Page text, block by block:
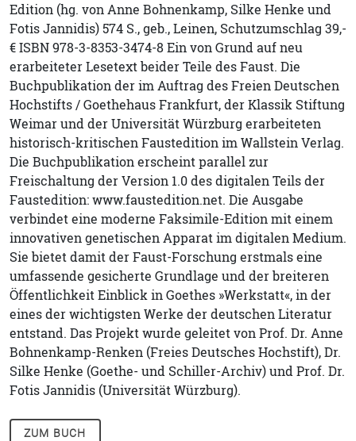
Edition (hg. von Anne Bohnenkamp, Silke Henke und
Fotis Jannidis) 574 S., geb., Leinen, Schutzumschlag 39,-
€ ISBN 978-3-8353-3474-8 Ein von Grund auf neu
erarbeiteter Lesetext beider Teile des Faust. Die
Buchpublikation der im Auftrag des Freien Deutschen
Hochstifts / Goethehaus Frankfurt, der Klassik Stiftung
Weimar und der Universität Würzburg erarbeiteten
historisch-kritischen Faustedition im Wallstein Verlag.
Die Buchpublikation erscheint parallel zur
Freischaltung der Version 1.0 des digitalen Teils der
Faustedition: www.faustedition.net. Die Ausgabe
verbindet eine moderne Faksimile-Edition mit einem
innovativen genetischen Apparat im digitalen Medium.
Sie bietet damit der Faust-Forschung erstmals eine
umfassende gesicherte Grundlage und der breiteren
Öffentlichkeit Einblick in Goethes »Werkstatt«, in der
eines der wichtigsten Werke der deutschen Literatur
entstand. Das Projekt wurde geleitet von Prof. Dr. Anne
Bohnenkamp-Renken (Freies Deutsches Hochstift), Dr.
Silke Henke (Goethe- und Schiller-Archiv) und Prof. Dr.
Fotis Jannidis (Universität Würzburg).
ZUM BUCH